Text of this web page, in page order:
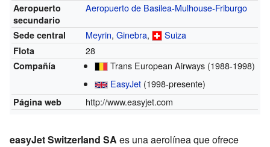
Aeropuerto
secundario
Aeropuerto de Basilea-Mulhouse-Friburgo
Sede central Meyrin,Ginebra, Suiza
Flota 28
Compañía Trans European Airways (1988-1998)
EasyJet (1998-presente)
Página web http://www.easyjet.com
easyJet Switzerland SA es una aerolínea que ofrece